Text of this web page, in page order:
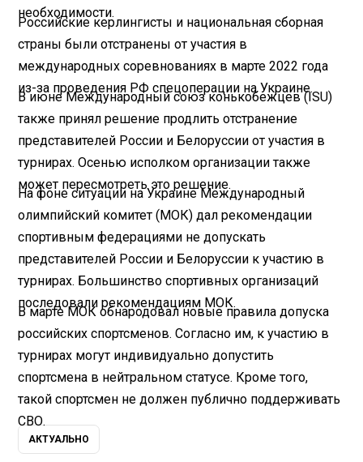
необходимости.
Российские керлингисты и национальная сборная
страны были отстранены от участия в
международных соревнованиях в марте 2022 года
из-за проведения РФ спецоперации на Украине.
В июне Международный союз конькобежцев (ISU)
также принял решение продлить отстранение
представителей России и Белоруссии от участия в
турнирах. Осенью исполком организации также
может пересмотреть это решение.
На фоне ситуации на Украине Международный
олимпийский комитет (МОК) дал рекомендации
спортивным федерациями не допускать
представителей России и Белоруссии к участию в
турнирах. Большинство спортивных организаций
последовали рекомендациям МОК.
В марте МОК обнародовал новые правила допуска
российских спортсменов. Согласно им, к участию в
турнирах могут индивидуально допустить
спортсмена в нейтральном статусе. Кроме того,
такой спортсмен не должен публично поддерживать
СВО.
АКТУАЛЬНО